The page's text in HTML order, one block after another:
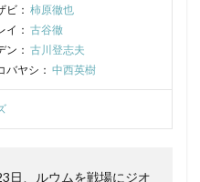
ビ： 柿原徹也
イ： 古谷徹
ン： 古川登志夫
バヤシ： 中西英樹
日、ルウムを戦場にジオ